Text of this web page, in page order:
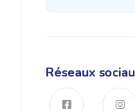
Réseaux